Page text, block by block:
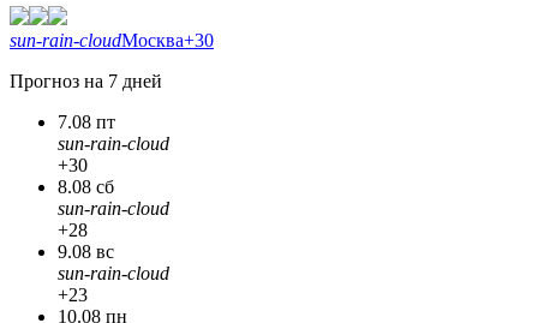
sun-rain-cloudМосква+30
Прогноз на 7 дней
7.08 пт
sun-rain-cloud
+30
8.08 сб
sun-rain-cloud
+28
9.08 вс
sun-rain-cloud
+23
10.08 пн